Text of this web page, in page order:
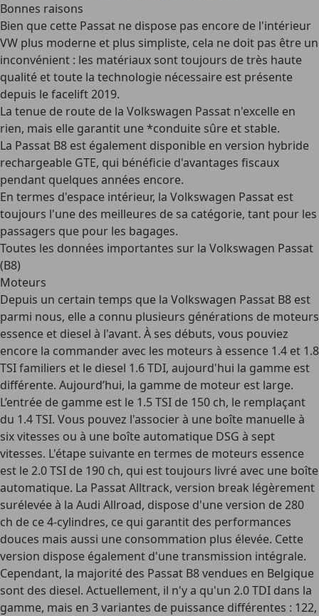
Bonnes raisons
Bien que cette Passat ne dispose pas encore de l'intérieur
VW plus moderne et plus simpliste, cela ne doit pas être un
inconvénient : les matériaux sont toujours de très haute
qualité et toute la technologie nécessaire est présente
depuis le facelift 2019.
La tenue de route de la Volkswagen Passat n'excelle en
rien, mais elle garantit une *conduite sûre et stable.
La Passat B8 est également disponible en version hybride
rechargeable GTE, qui bénéficie d'avantages fiscaux
pendant quelques années encore.
En termes d'espace intérieur, la Volkswagen Passat est
toujours l'une des meilleures de sa catégorie, tant pour les
passagers que pour les bagages.
Toutes les données importantes sur la Volkswagen Passat
(B8)
Moteurs
Depuis un certain temps que la Volkswagen Passat B8 est
parmi nous, elle a connu plusieurs générations de moteurs
essence et diesel à l'avant. À ses débuts, vous pouviez
encore la commander avec les moteurs à essence 1.4 et 1.8
TSI familiers et le diesel 1.6 TDI, aujourd'hui la gamme est
différente. Aujourd’hui, la gamme de moteur est large.
L’entrée de gamme est le 1.5 TSI de 150 ch, le remplaçant
du 1.4 TSI. Vous pouvez l'associer à une boîte manuelle à
six vitesses ou à une boîte automatique DSG à sept
vitesses. L'étape suivante en termes de moteurs essence
est le 2.0 TSI de 190 ch, qui est toujours livré avec une boîte
automatique. La Passat Alltrack, version break légèrement
surélevée à la Audi Allroad, dispose d'une version de 280
ch de ce 4-cylindres, ce qui garantit des performances
douces mais aussi une consommation plus élevée. Cette
version dispose également d'une transmission intégrale.
Cependant, la majorité des Passat B8 vendues en Belgique
sont des diesel. Actuellement, il n'y a qu'un 2.0 TDI dans la
gamme, mais en 3 variantes de puissance différentes : 122,